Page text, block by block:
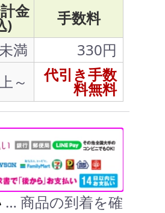
金
)
手数料
満
330円
～
代引き手数
料無料
… 商品の到着を確